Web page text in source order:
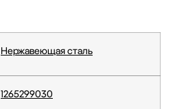
Нержавеющая сталь
1265299030